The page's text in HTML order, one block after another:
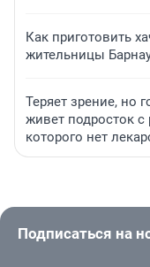
Как приготовить
жительницы
Теряет зрение, но
живет подросток
которого нет
Подписаться на